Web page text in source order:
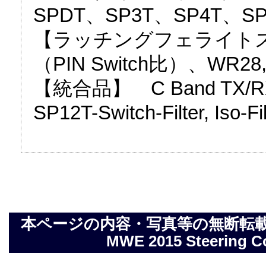
SPDT、SP3T、SP4T、
【ラッチングフェライ
（PIN Switch比）、
【統合品】 C Band TX/
SP12T-Switch-Filter, Iso-
本ページの内容・写真等の無断
MWE 2015 Steering